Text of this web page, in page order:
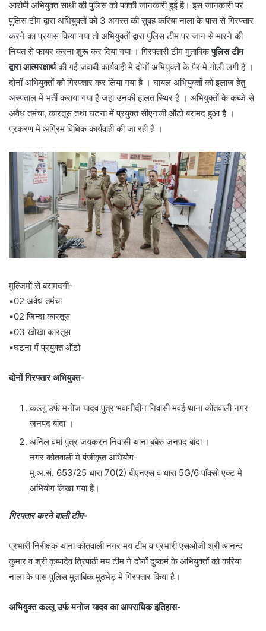
आरोपी अभियुक्त साथी की पुलिस को पक्की जानकारी हुई है। इस जानकारी पर
पुलिस टीम द्वारा अभियुक्तों को 3 अगस्त की सुबह करिया नाला के पास से गिरफ्तार
करने का प्रयास किया गया तो अभियुक्तों द्वारा पुलिस टीम पर जान से मारने की
नियत से फायर करना शुरू कर दिया गया । गिरफ्तारी टीम मुताबिकपुलिस टीम
द्वारा आत्मरक्षार्थकी गई जवाबी कार्यवाही मे दोनों अभियुक्तों के पैर मे गोली लगी है ।
दोनों अभियुक्तों को गिरफ्तार कर लिया गया है । घायल अभियुक्तों को इलाज हेतु
अस्पताल में भर्ती कराया गया है जहां उनकी हालत स्थिर है । अभियुक्तों के कब्जे से
अवैध तमंचा, कारतूस तथा घटना में प्रयुक्त सीएनजी ऑटो बरामद हुआ है ।
प्रकरण मे अग्रिम विधिक कार्यवाही की जा रही है ।
मुल्जिमों से बरामदगी-
▪️02 अवैध तमंचा
▪️02 जिन्दा कारतूस
▪️03 खोखा कारतूस
▪️घटना में प्रयुक्त ऑटो
दोनों गिरफ्तार अभियुक्त-
कल्लू उर्फ मनोज यादव पुत्र भवानीदीन निवासी मवई थाना कोतवाली नगर
जनपद बांदा ।
अनिल वर्मा पुत्र जयकरन निवासी थाना बबेरु जनपद बांदा ।
नगर कोतवाली मे पंजीकृत अभियोग-
मु.अ.सं. 653/25 धारा 70(2) बीएनएस व धारा 5G/6 पॉक्सो एक्ट मे
अभियोग लिखा गया है।
गिरफ्तार करने वाली टीम-
प्रभारी निरीक्षक थाना कोतवाली नगर मय टीम व प्रभारी एसओजी श्री आनन्द
कुमार व श्री कृष्णदेव त्रिपाठी मय टीम ने दोनों दुष्कर्म के अभियुक्तों को करिया
नाला के पास पुलिस मुताबिक मुठभेड़ मे गिरफ्तार किया है।
अभियुक्त कल्लू उर्फ मनोज यादव का आपराधिक इतिहास-